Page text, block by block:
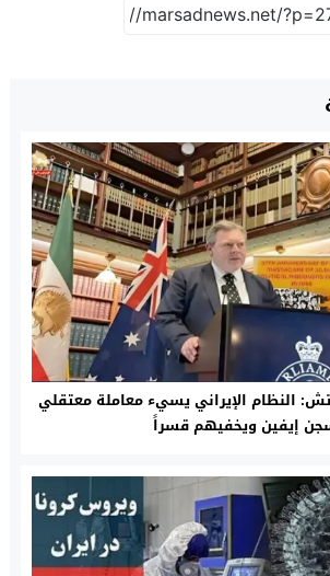
النظام الإيراني يسيء معاملة معتقلي
إيفين ويخفيهم قسراً